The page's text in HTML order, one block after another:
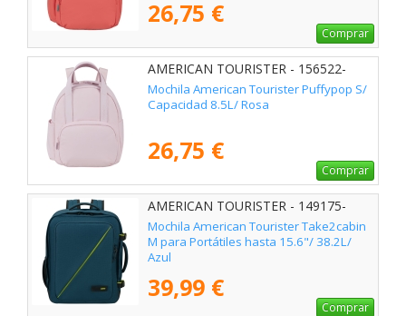
26,75 €
Comprar
AMERICAN TOURISTER - 156522-
1694
Mochila American Tourister Puffypop S/
Capacidad 8.5L/ Rosa
26,75 €
Comprar
AMERICAN TOURISTER - 149175-
0528
Mochila American Tourister Take2cabin
M para Portátiles hasta 15.6"/ 38.2L/
Azul
39,99 €
Comprar